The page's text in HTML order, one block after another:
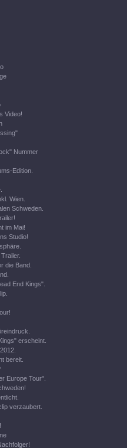
Video!
Nummer
Edition.
Wien.
Schweden.
im Mai!
Studio!
die Band.
End Kings".
erscheint.
bereit.
Europe Tour".
verzaubert.